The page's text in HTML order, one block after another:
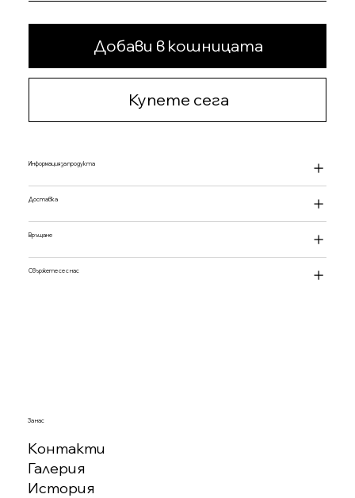
Добави в кошницата
Купете сега
Информация за продукта
Доставка
Връщане
Свържете се с нас
За нас
Контакти
Галерия
История